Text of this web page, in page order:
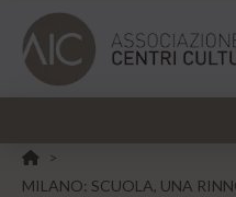
HOME
>
MILANO: SCUOLA, UNA